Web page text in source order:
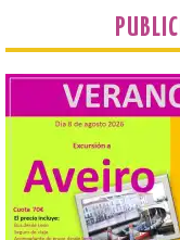
conforme a la
solicitud para
celebración
Eclipse
6 Ago 2026